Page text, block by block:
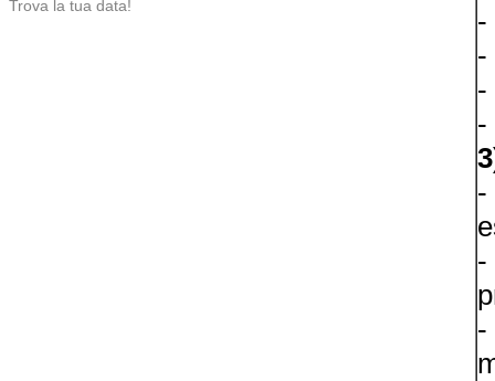
Trova la tua data!
-
-
-
-
-
-
-